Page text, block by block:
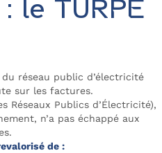
le TURPE
réseau public d’électricité
sur les factures.
Réseaux Publics d’Électricité),
n’a pas échappé aux
de :